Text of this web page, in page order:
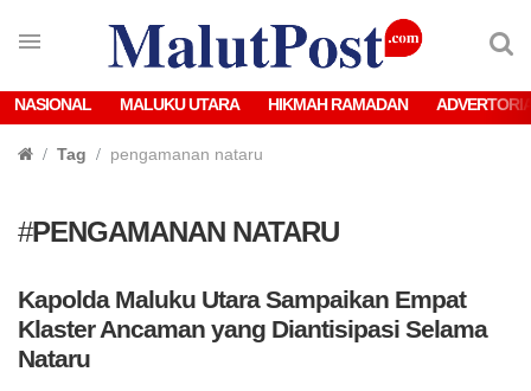
NASIONAL MALUKU UTARA HIKMAH RAMADAN
Tag pengamanan nataru
#PENGAMANAN NATARU
Kapolda Maluku Utara Sampaikan Empat
Klaster Ancaman yang Diantisipasi Selama
Nataru